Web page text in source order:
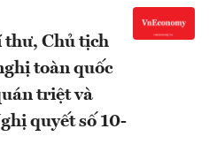
thư, Chủ tịch
toàn quốc
triệt và
quyết số 10-